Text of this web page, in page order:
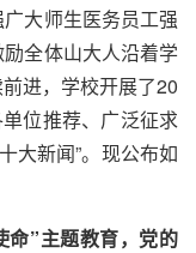
大师生医务员工强
全体山大人沿着学
进，学校开展了20
位推荐、广泛征求
大新闻”。现公布如
命”主题教育，党的